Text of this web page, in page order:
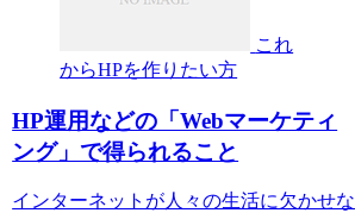
これ
からHPを作りたい方
HP運用などの「Webマーケティ
ング」で得られること
インターネットが人々の生活に欠かせな